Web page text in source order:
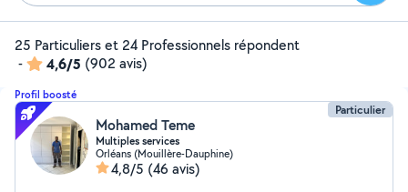
25 Particuliers et 24 Professionnels répondent
-
4,6/5 (902 avis)
Profil boosté
Particulier
Mohamed Teme
Multiples services
Orléans (Mouillère-Dauphine)
4,8/5 (46 avis)